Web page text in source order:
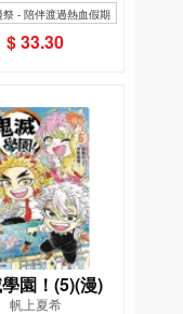
祭 - 陪伴渡過熱血假期
$ 33.30
園！(5)(漫)
帆上夏希